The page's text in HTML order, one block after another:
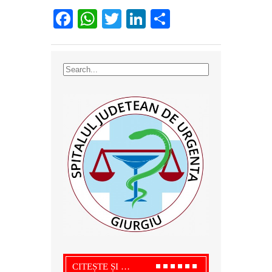
Facebook
WhatsApp
TwitterLinkedIn
CITEȘTE ȘI …